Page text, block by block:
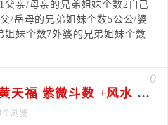
父亲/母亲的兄弟姐妹个数2自己
/岳母的兄弟姐妹个数5公公/婆
姐妹个数7外婆的兄弟姐妹个数
0
[置顶] 价高 黄天福 紫微斗数 +风水 师资班合集
个浏览